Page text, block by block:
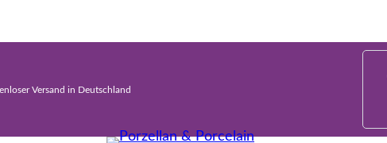
Versand in Deutschland